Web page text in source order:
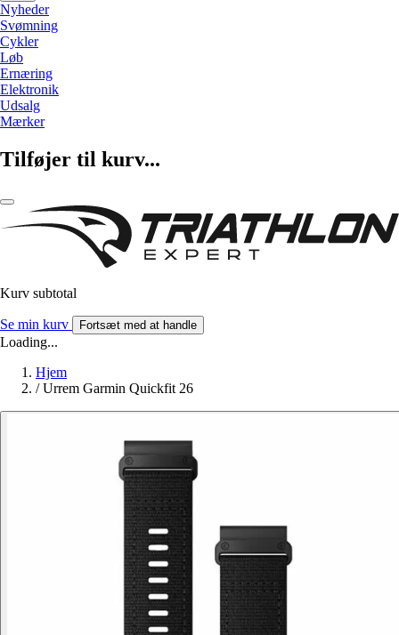
Nyheder
Svømning
Cykler
Løb
Ernæring
Elektronik
Udsalg
Mærker
Tilføjer til kurv...
Kurv subtotal
Se min kurv Fortsæt med at handle
Loading...
Hjem
/ Urrem Garmin Quickfit 26